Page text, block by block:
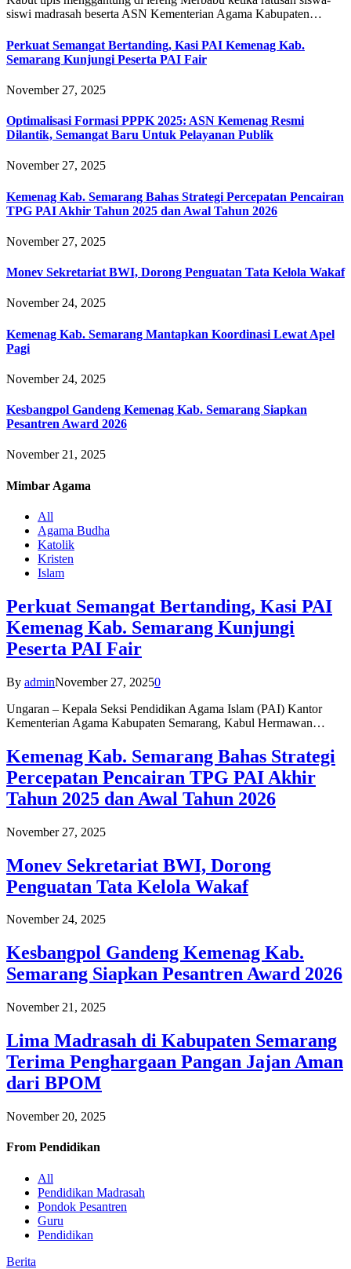
siswi madrasah beserta ASN Kementerian Agama Kabupaten…
Perkuat Semangat Bertanding, Kasi PAI Kemenag Kab.
Semarang Kunjungi Peserta PAI Fair
November 27, 2025
Optimalisasi Formasi PPPK 2025: ASN Kemenag Resmi
Dilantik, Semangat Baru Untuk Pelayanan Publik
November 27, 2025
Kemenag Kab. Semarang Bahas Strategi Percepatan Pencairan
TPG PAI Akhir Tahun 2025 dan Awal Tahun 2026
November 27, 2025
Monev Sekretariat BWI, Dorong Penguatan Tata Kelola Wakaf
November 24, 2025
Kemenag Kab. Semarang Mantapkan Koordinasi Lewat Apel
Pagi
November 24, 2025
Kesbangpol Gandeng Kemenag Kab. Semarang Siapkan
Pesantren Award 2026
November 21, 2025
Mimbar Agama
All
Agama Budha
Katolik
Kristen
Islam
Perkuat Semangat Bertanding, Kasi PAI
Kemenag Kab. Semarang Kunjungi
Peserta PAI Fair
By adminNovember 27, 20250
Ungaran – Kepala Seksi Pendidikan Agama Islam (PAI) Kantor
Kementerian Agama Kabupaten Semarang, Kabul Hermawan…
Kemenag Kab. Semarang Bahas Strategi
Percepatan Pencairan TPG PAI Akhir
Tahun 2025 dan Awal Tahun 2026
November 27, 2025
Monev Sekretariat BWI, Dorong
Penguatan Tata Kelola Wakaf
November 24, 2025
Kesbangpol Gandeng Kemenag Kab.
Semarang Siapkan Pesantren Award 2026
November 21, 2025
Lima Madrasah di Kabupaten Semarang
Terima Penghargaan Pangan Jajan Aman
dari BPOM
November 20, 2025
From Pendidikan
All
Pendidikan Madrasah
Pondok Pesantren
Guru
Pendidikan
Berita